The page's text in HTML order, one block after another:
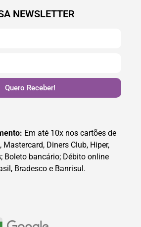
NEWSLETTER
Quero Receber!
Em até 10x nos cartões de
Mastercard, Diners Club, Hiper,
Boleto bancário; Débito online
Bradesco e Banrisul.